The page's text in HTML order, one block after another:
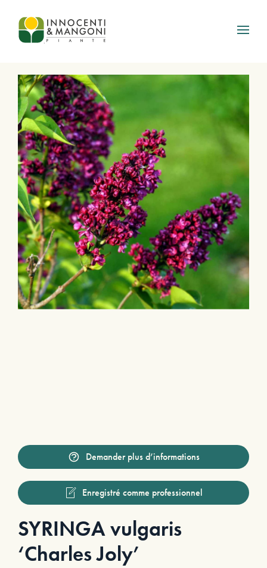
Skip to main content
Demander plus d’informations
Enregistré comme professionnel
SYRINGA vulgaris
‘Charles Joly’